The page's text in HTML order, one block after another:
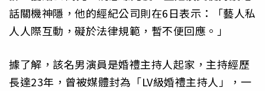
話關機神隱，他的經紀公司則在6日表示：「藝人私
人人際互動，礙於法律規範，暫不便回應。」
據了解，該名男演員是婚禮主持人起家，主持經歷
長達23年，曾被媒體封為「LV級婚禮主持人」，一